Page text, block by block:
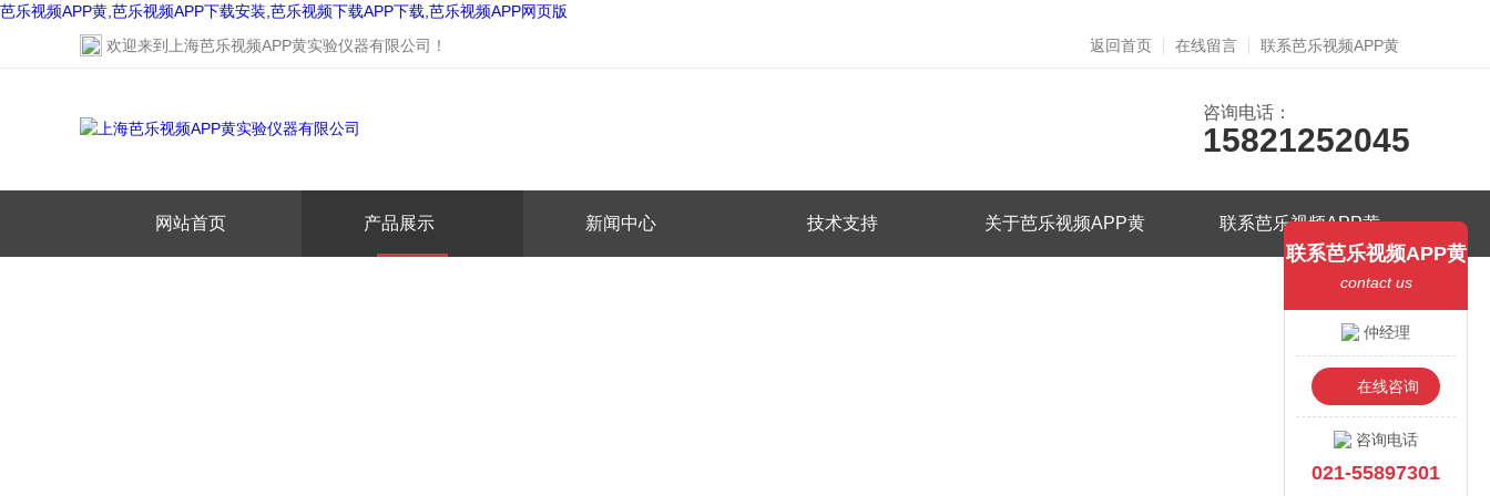
芭乐视频APP黄,芭乐视频APP下载安装,芭乐视频下载APP下载,芭乐视频APP网页版
欢迎来到
上海芭乐视频APP黄实验仪器有限公司 ！ 返回首页 在线留言 联系芭乐视频APP黄
咨询电话：
15821252045
网站首页 产品展示 新闻中心 技术支持 关于芭乐视频APP黄 联系芭乐视频APP黄
联系芭乐视频APP黄
contact us
仲经理
在线咨询
咨询电话
021-55897301